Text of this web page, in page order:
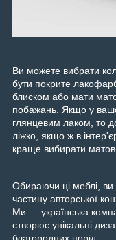
Ви можете вибрати
бути покрите
блиском або мати
побажань. Якщо у
глянцевим лаком, то
ліжко, якщо ж в
краще вибирати
Обираючи ці меблі, ви
частину авторської
Ми — українська
створює унікальні
благородних порід.